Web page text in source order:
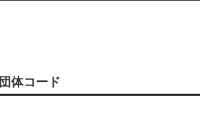
体コード